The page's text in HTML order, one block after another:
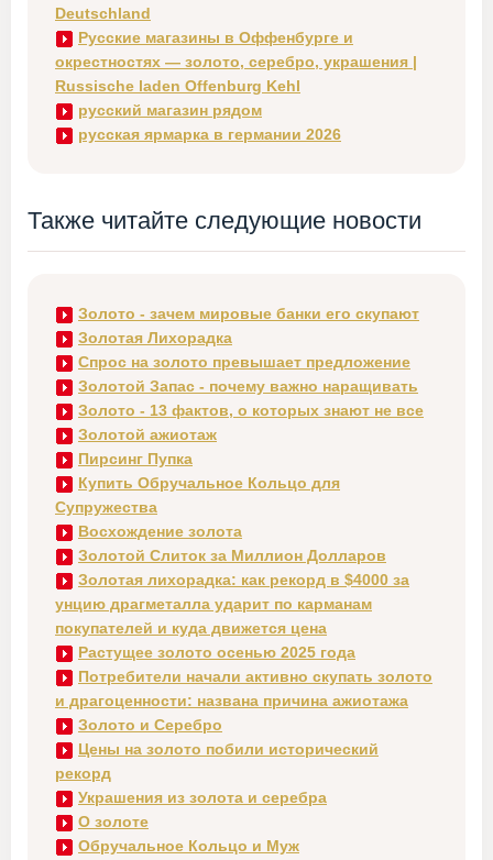
Deutschland
Русские магазины в Оффенбурге и
окрестностях — золото, серебро, украшения |
Russische laden Offenburg Kehl
русский магазин рядом
русская ярмарка в германии 2026
Также читайте следующие новости
Золото - зачем мировые банки его скупают
Золотая Лихорадка
Спрос на золото превышает предложение
Золотой Запас - почему важно наращивать
Золото - 13 фактов, о которых знают не все
Золотой ажиотаж
Пирсинг Пупка
Купить Обручальное Кольцо для
Супружества
Восхождение золота
Золотой Слиток за Миллион Долларов
Золотая лихорадка: как рекорд в $4000 за
унцию драгметалла ударит по карманам
покупателей и куда движется цена
Растущее золото осенью 2025 года
Потребители начали активно скупать золото
и драгоценности: названа причина ажиотажа
Золото и Серебро
Цены на золото побили исторический
рекорд
Украшения из золота и серебра
О золоте
Обручальное Кольцо и Муж